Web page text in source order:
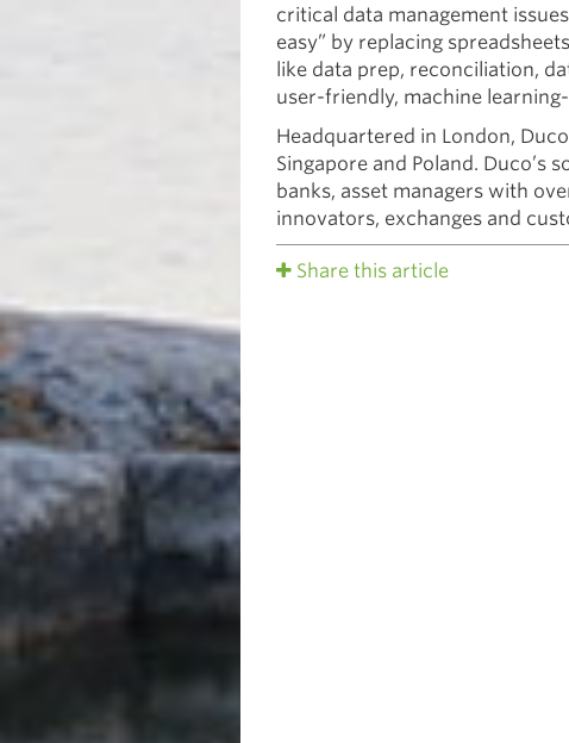
critical data management
easy” by replacing
like data prep, reconciliation,
user-friendly, machine
Headquartered in London,
Singapore and Poland. Duco’s
banks, asset managers with
innovators, exchanges and
Share this article